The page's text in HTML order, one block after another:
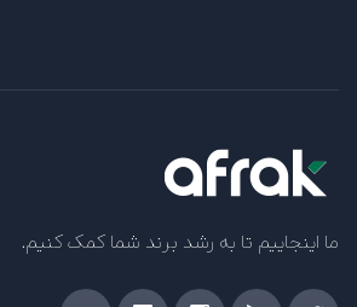
ما اینجاییم تا به رشد برند شما کمک کنیم.